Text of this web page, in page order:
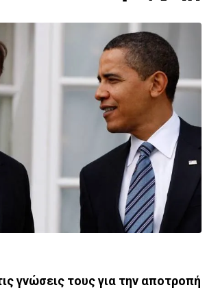
γνώσεις τους για την αποτροπή